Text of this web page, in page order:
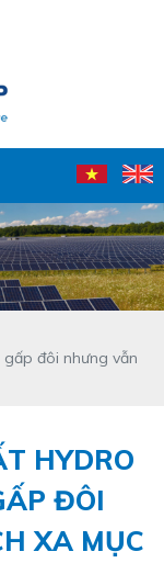
đôi nhưng vẫn
HYDRO
ĐÔI
XA MỤC